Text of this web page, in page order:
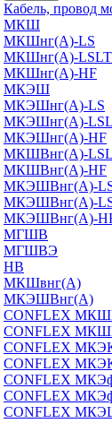
Кабель, провод
МКШ
МКШнг(А)-LS
МКШнг(А)-
МКШнг(А)-HF
МКЭШ
МКЭШнг(А)-LS
МКЭШнг(А)-
МКЭШнг(А)-HF
МКШВнг(A)-
МКШВнг(А)-HF
МКЭШВнг(А)-
МКЭШВнг(A)-
МКЭШВнг(А)-
МГШВ
МГШВЭ
НВ
МКШвнг(А)
МКЭШВнг(А)
CONFLEX
CONFLEX
CONFLEX
CONFLEX
CONFLEX
CONFLEX
CONFLEX